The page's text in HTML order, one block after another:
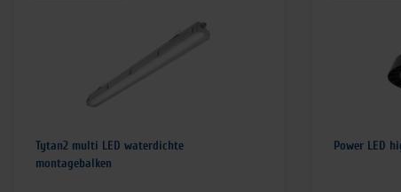
Tytan2 multi LED waterdichte
montagebalken
Power LED